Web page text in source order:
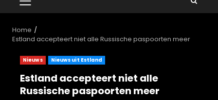
PRIMAIR
MENU
Home
Estland accepteert niet alle Russische paspoorten meer
Nieuws Nieuws uit Estland
Estland accepteert niet alle
Russische paspoorten meer